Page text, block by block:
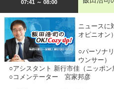
07:41 ～ 08:00
ニュースに
オピニオン
○パーソナ
ウンサー）
○アシスタント 新行市佳（ニッポン
○コメンテーター 宮家邦彦